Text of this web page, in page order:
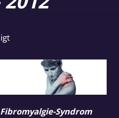
Nach
sortiert
Fibromyalgie-Syndrom